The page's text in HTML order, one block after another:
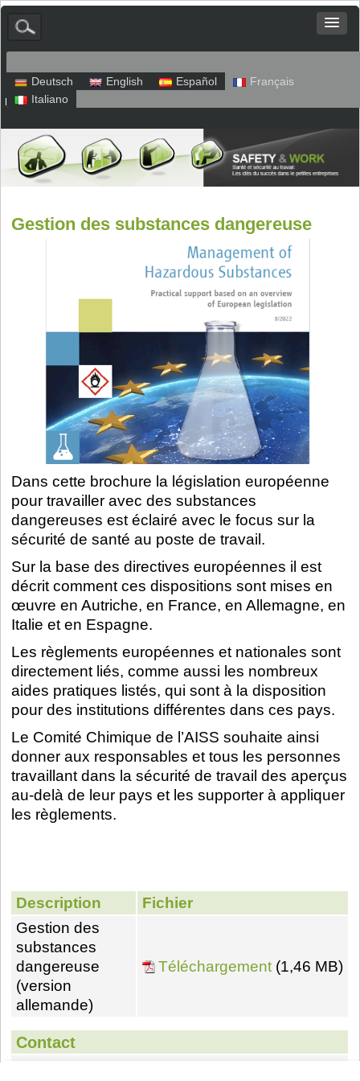
Deutsch English Español
Français
Italiano
Plan du site
Gestion des substances dangereuse
Dans cette brochure la législation européenne
pour travailler avec des substances
dangereuses est éclairé avec le focus sur la
sécurité de santé au poste de travail.
Sur la base des directives européennes il est
décrit comment ces dispositions sont mises en
œuvre en Autriche, en France, en Allemagne, en
Italie et en Espagne.
Les règlements européennes et nationales sont
directement liés, comme aussi les nombreux
aides pratiques listés, qui sont à la disposition
pour des institutions différentes dans ces pays.
Le Comité Chimique de l’AISS souhaite ainsi
donner aux responsables et tous les personnes
travaillant dans la sécurité de travail des aperçus
au-delà de leur pays et les supporter à appliquer
les règlements.
Description
Fichier
Gestion des
substances
dangereuse
(version
allemande)
Téléchargement (1,46 MB)
Contact